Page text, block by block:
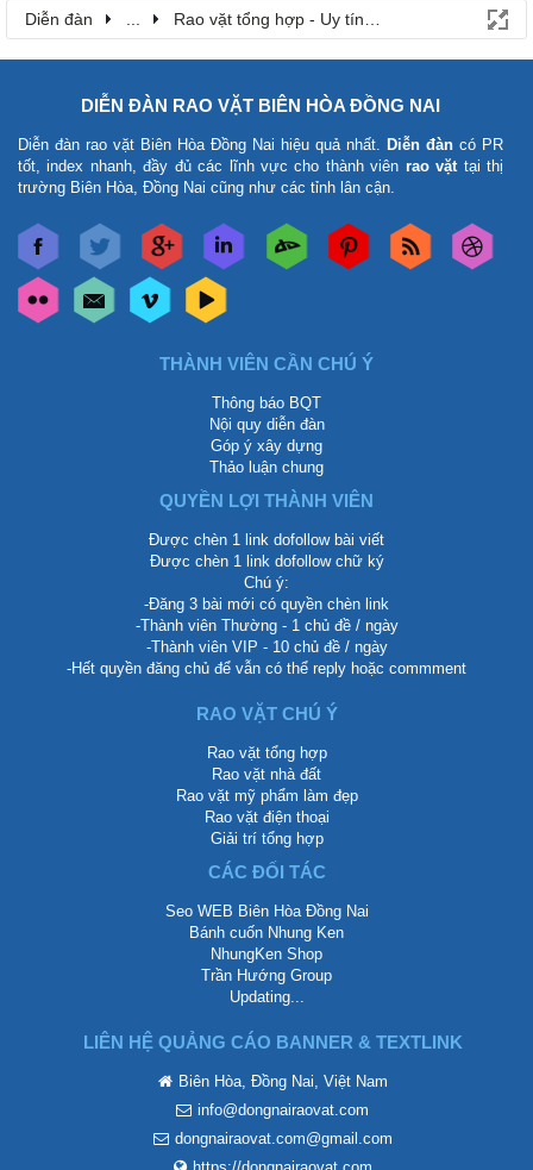
Diễn đàn Rao vặt tổng hợp - Uy tín - Miễn phí
DIỄN ĐÀN RAO VẶT BIÊN HÒA ĐỒNG NAI
Diễn đàn rao vặt Biên Hòa Đồng Nai hiệu quả nhất. Diễn đàn có PR
tốt, index nhanh, đầy đủ các lĩnh vực cho thành viên rao vặt tại thị
trường Biên Hòa, Đồng Nai cũng như các tỉnh lân cận.
THÀNH VIÊN CẦN CHÚ Ý
Thông báo BQT
Nội quy diễn đàn
Góp ý xây dựng
Thảo luận chung
QUYỀN LỢI THÀNH VIÊN
Được chèn 1 link dofollow bài viết
Được chèn 1 link dofollow chữ ký
Chú ý:
-Đăng 3 bài mới có quyền chèn link
-Thành viên Thường - 1 chủ đề / ngày
-Thành viên VIP - 10 chủ đề / ngày
-Hết quyền đăng chủ để vẫn có thể reply hoặc commment
RAO VẶT CHÚ Ý
Rao vặt tổng hợp
Rao vặt nhà đất
Rao vặt mỹ phẩm làm đẹp
Rao vặt điện thoại
Giải trí tổng hợp
CÁC ĐỐI TÁC
Seo WEB Biên Hòa Đồng Nai
Bánh cuốn Nhung Ken
NhungKen Shop
Trần Hướng Group
Updating...
LIÊN HỆ QUẢNG CÁO BANNER & TEXTLINK
Biên Hòa, Đồng Nai, Việt Nam
info@dongnairaovat.com
dongnairaovat.com@gmail.com